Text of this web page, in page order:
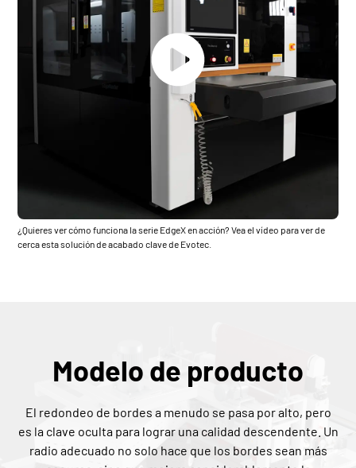
¿Quieres ver cómo funciona la serie EdgeX en acción? Vea el vídeo para ver de
cerca esta solución de acabado clave de Evotec.
Modelo de producto
El redondeo de bordes a menudo se pasa por alto, pero
es la clave oculta para lograr una calidad descendente. Un
radio adecuado no solo hace que los bordes sean más